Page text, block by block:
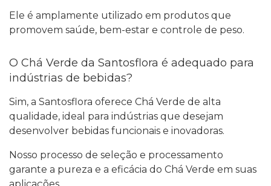
Ele é amplamente utilizado em produtos que
promovem saúde, bem-estar e controle de peso.
O Chá Verde da Santosflora é adequado para
indústrias de bebidas?
Sim, a Santosflora oferece Chá Verde de alta
qualidade, ideal para indústrias que desejam
desenvolver bebidas funcionais e inovadoras.
Nosso processo de seleção e processamento
garante a pureza e a eficácia do Chá Verde em suas